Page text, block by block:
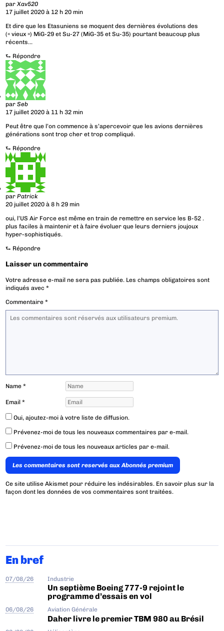
parXav520
17 juillet 2020 à 12 h 20 min
Et dire que les Etasuniens se moquent des dernières évolutions des
(« vieux ») MiG-29 et Su-27 (MiG-35 et Su-35) pourtant beaucoup plus
récents…
⮑ Répondre
parSeb
17 juillet 2020 à 11 h 32 min
Peut être que l’on commence à s’apercevoir que les avions dernières
générations sont trop cher et trop compliqué.
⮑ Répondre
parPatrick
20 juillet 2020 à 8 h 29 min
oui, l’US Air Force est même en train de remettre en service les B-52 .
plus faciles à maintenir et à faire évoluer que leurs derniers joujoux
hyper-sophistiqués.
⮑ Répondre
Laisser un commentaire
Votre adresse e-mail ne sera pas publiée. Les champs obligatoires sont
indiqués avec*
Commentaire*
Name*
Email*
Oui, ajoutez-moi à votre liste de diffusion.
Prévenez-moi de tous les nouveaux commentaires par e-mail.
Prévenez-moi de tous les nouveaux articles par e-mail.
Les commentaires sont reservés aux Abonnés premium
Ce site utilise Akismet pour réduire les indésirables. En savoir plus sur la
façon dont les données de vos commentaires sont traitées.
En bref
07/08/26 Industrie
Un septième Boeing 777-9 rejoint le
programme d’essais en vol
06/08/26 Aviation Générale
Daher livre le premier TBM 980 au Brésil